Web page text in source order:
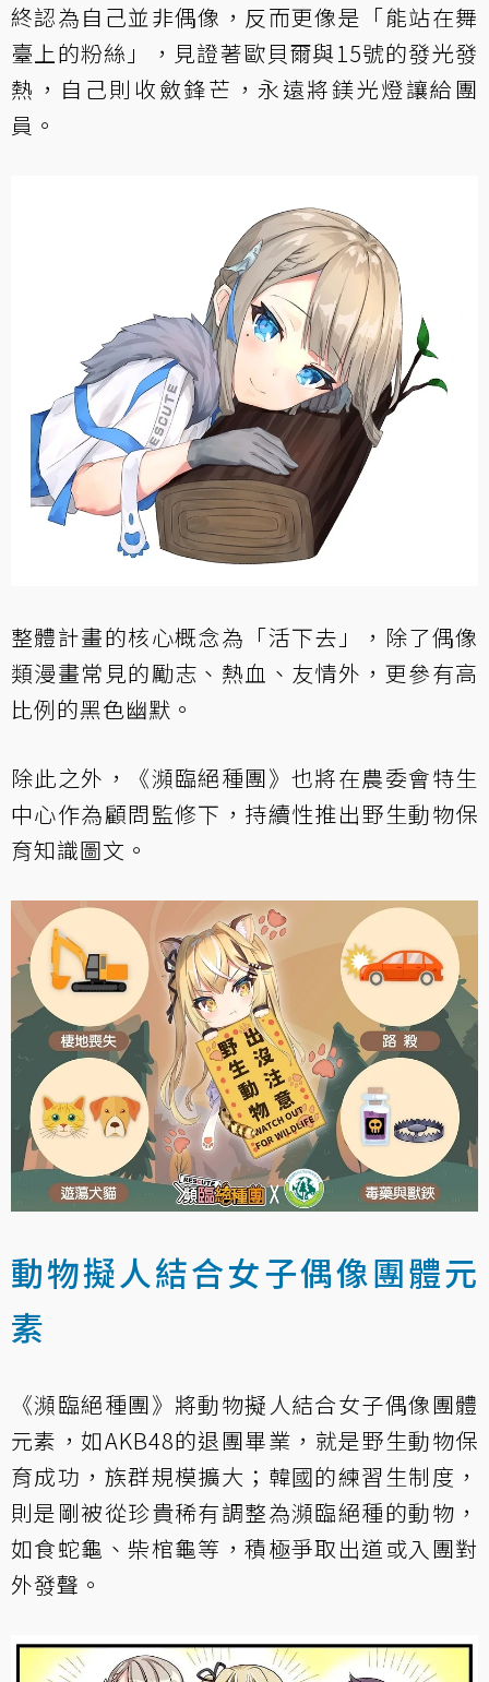
終認為自己並非偶像，反而更像是「能站在舞
臺上的粉絲」，見證著歐貝爾與15號的發光發
熱，自己則收斂鋒芒，永遠將鎂光燈讓給團
員。
整體計畫的核心概念為「活下去」，除了偶像
類漫畫常見的勵志、熱血、友情外，更參有高
比例的黑色幽默。
除此之外，《瀕臨絕種團》也將在農委會特生
中心作為顧問監修下，持續性推出野生動物保
育知識圖文。
動物擬人結合女子偶像團體元
素
《瀕臨絕種團》將動物擬人結合女子偶像團體
元素，如AKB48的退團畢業，就是野生動物保
育成功，族群規模擴大；韓國的練習生制度，
則是剛被從珍貴稀有調整為瀕臨絕種的動物，
如食蛇龜、柴棺龜等，積極爭取出道或入團對
外發聲。